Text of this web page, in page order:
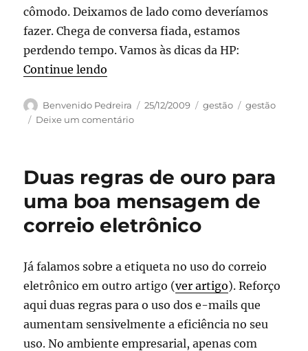
cômodo. Deixamos de lado como deveríamos
fazer. Chega de conversa fiada, estamos
perdendo tempo. Vamos às dicas da HP:
Continue lendo
Autor
Benvenido Pedreira
Publicado
25/12/2009 Categorias
gestão Tags
gestão
Deixe um comentárioem
do
mais
cedo?
Boas
divulgadas
HP
Duas regras de ouro para
uma boa mensagem de
correio eletrônico
Já falamos sobre a etiqueta no uso do correio
eletrônico em outro artigo (ver artigo). Reforço
aqui duas regras para o uso dos e-mails que
aumentam sensivelmente a eficiência no seu
uso. No ambiente empresarial, apenas com